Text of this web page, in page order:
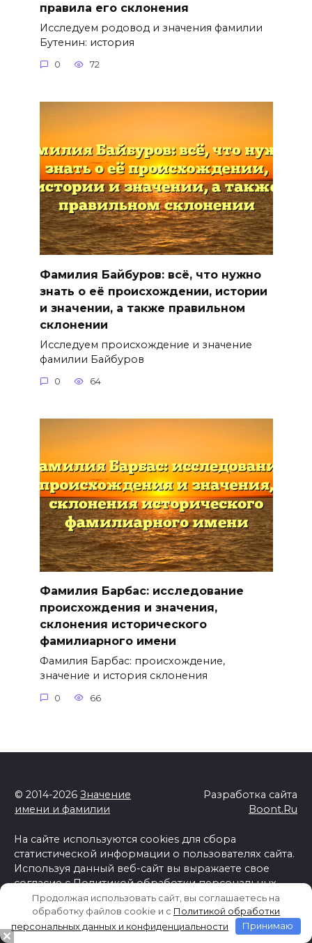
правила его склонения
Исследуем родовод и значения фамилии
Бутенин: история
0 72
Фамилия Байбуров: всё, что нужно
знать о её происхождении, истории
и значении, а также правильном
склонении
Исследуем происхождение и значение
фамилии Байбуров
0 64
Фамилия Барбас: исследование
происхождения и значения,
склонения исторического
фамилиарного имени
Фамилия Барбас: происхождение,
значение и история склонения
0 66
© 2014-2026 Значение
имени и фамилии
Разработка сайта
Boont.Ru
На сайте используются cookies для сбора
статистической информации о пользователях сайта.
Используя данный веб-сайт вы выражаете свое
согласие сПолитикой обработки персональных
данных и конфиденциальности
Отказ от ответственности
Продолжая использовать сайт, вы соглашаетесь на
обработку файлов cookie и c Политикой обработки
персональных данных и конфиденциальности
Принимаю